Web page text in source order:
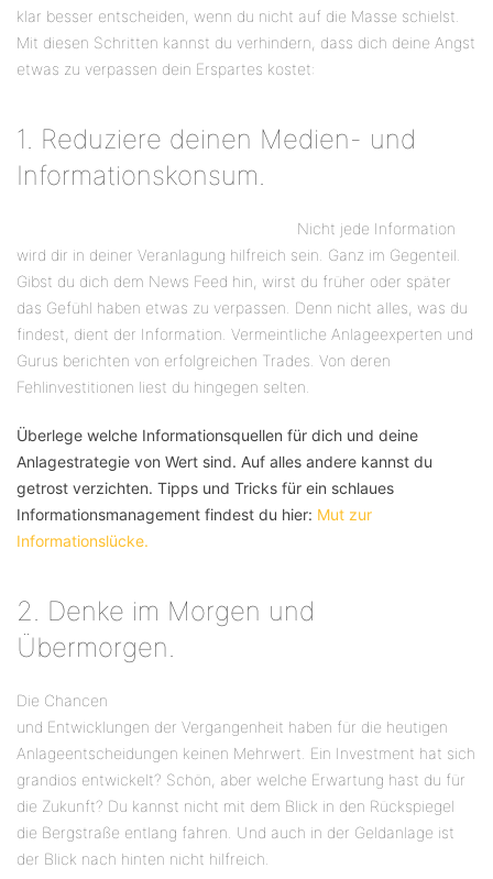
klar besser entscheiden, wenn du nicht auf die Masse schielst.
Mit diesen Schritten kannst du verhindern, dass dich deine Angst
etwas zu verpassen dein Erspartes kostet:
1. Reduziere deinen Medien- und
Informationskonsum.
Nicht jede Information
wird dir in deiner Veranlagung hilfreich sein. Ganz im Gegenteil.
Gibst du dich dem News Feed hin, wirst du früher oder später
das Gefühl haben etwas zu verpassen. Denn nicht alles, was du
findest, dient der Information. Vermeintliche Anlageexperten und
Gurus berichten von erfolgreichen Trades. Von deren
Fehlinvestitionen liest du hingegen selten.
Überlege welche Informationsquellen für dich und deine
Anlagestrategie von Wert sind. Auf alles andere kannst du
getrost verzichten. Tipps und Tricks für ein schlaues
Informationsmanagement findest du hier: Mut zur
Informationslücke.
2. Denke im Morgen und
Übermorgen.
Die Chancen
und Entwicklungen der Vergangenheit haben für die heutigen
Anlageentscheidungen keinen Mehrwert. Ein Investment hat sich
grandios entwickelt? Schön, aber welche Erwartung hast du für
die Zukunft? Du kannst nicht mit dem Blick in den Rückspiegel
die Bergstraße entlang fahren. Und auch in der Geldanlage ist
der Blick nach hinten nicht hilfreich.